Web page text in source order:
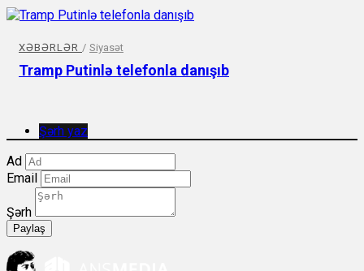
XƏBƏRLƏR / Siyasət
Tramp Putinlə telefonla danışıb
Şərh yaz
Ad
Email
Şərh
Paylaş